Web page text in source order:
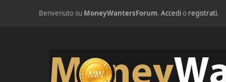
Benvenuto su MoneyWantersForum.Accedio registrati.